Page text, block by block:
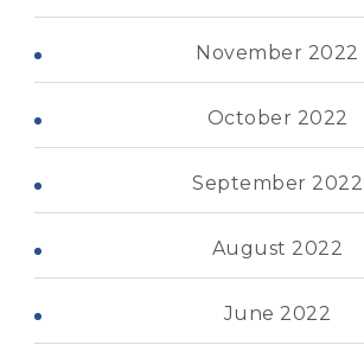
November 2022
October 2022
September 2022
August 2022
June 2022